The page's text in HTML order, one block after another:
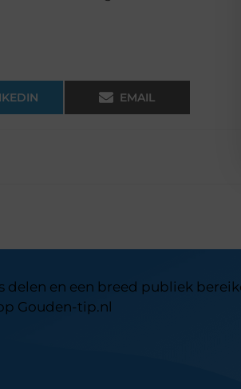
EMAIL
delen en een breed publiek
Gouden-tip.nl